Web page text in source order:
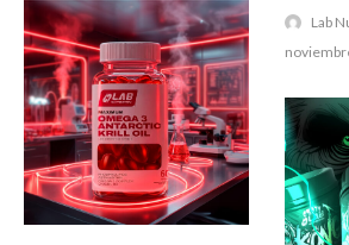
Lab